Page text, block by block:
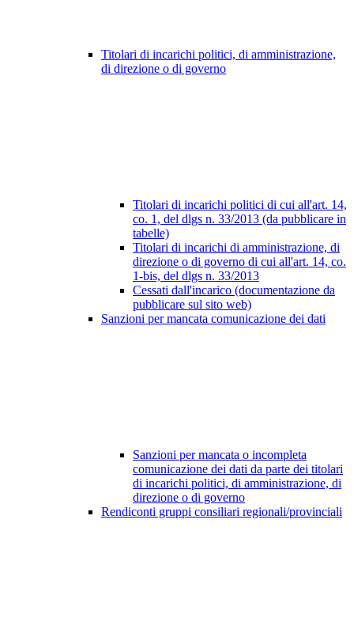
Titolari di incarichi politici, di amministrazione,
di direzione o di governo
Titolari di incarichi politici di cui all'art. 14,
co. 1, del dlgs n. 33/2013 (da pubblicare in
tabelle)
Titolari di incarichi di amministrazione, di
direzione o di governo di cui all'art. 14, co.
1-bis, del dlgs n. 33/2013
Cessati dall'incarico (documentazione da
pubblicare sul sito web)
Sanzioni per mancata comunicazione dei dati
Sanzioni per mancata o incompleta
comunicazione dei dati da parte dei titolari
di incarichi politici, di amministrazione, di
direzione o di governo
Rendiconti gruppi consiliari regionali/provinciali